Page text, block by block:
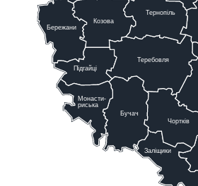
Тернопіль
Теребовля
Бучач
Заліщики
Чортків
Козова
Бережани
Підгайці
Монасти-
риська